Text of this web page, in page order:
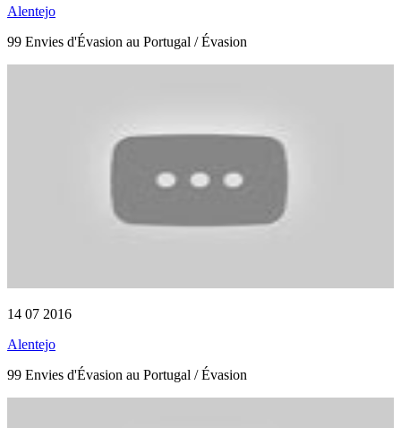
Alentejo
99 Envies d'Évasion au Portugal / Évasion
14 07 2016
Alentejo
99 Envies d'Évasion au Portugal / Évasion